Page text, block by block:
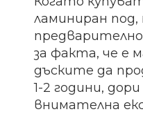
ламиниран
за факта, че е
дъските да
1-2 години,
внимателна